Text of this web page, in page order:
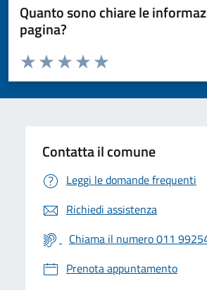
Quanto sono chiare le
pagina?
Valuta da 1 a 5 stelle la pagina
Valuta 5 stelle su 5
Valuta 4 stelle su 5
Valuta 3 stelle su 5
Valuta 2 stelle su 5
Valuta 1 stelle su 5
Contatta il comune
Leggi le domande frequenti
Richiedi assistenza
Chiama il numero 011
Prenota appuntamento